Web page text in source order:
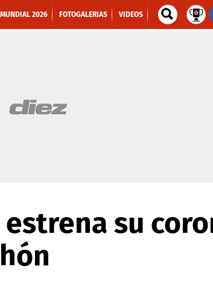
MUNDIAL 2026 FOTOGALERIAS VIDEOS
su